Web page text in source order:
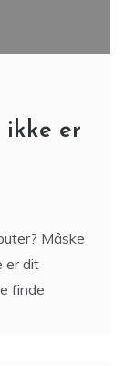
ikke er
Måske
er dit
finde